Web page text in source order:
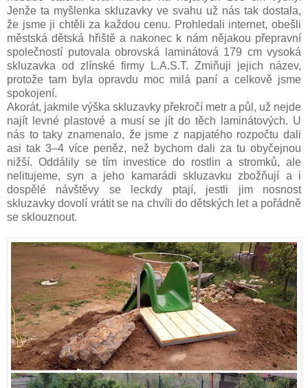
Jenže ta myšlenka skluzavky ve svahu už nás tak dostala,
že jsme ji chtěli za každou cenu. Prohledali internet, obešli
městská dětská hřiště a nakonec k nám nějakou přepravní
společností putovala obrovská laminátová 179 cm vysoká
skluzavka od zlínské firmy L.A.S.T. Zmiňuji jejich název,
protože tam byla opravdu moc milá paní a celkově jsme
spokojení.
Akorát, jakmile výška skluzavky překročí metr a půl, už nejde
najít levné plastové a musí se jít do těch laminátových. U
nás to taky znamenalo, že jsme z napjatého rozpočtu dali
asi tak 3–4 více peněz, než bychom dali za tu obyčejnou
nižší. Oddálily se tím investice do rostlin a stromků, ale
nelitujeme, syn a jeho kamarádi skluzavku zbožňují a i
dospělé návštěvy se leckdy ptají, jestli jim nosnost
skluzavky dovolí vrátit se na chvíli do dětských let a pořádně
se sklouznout.